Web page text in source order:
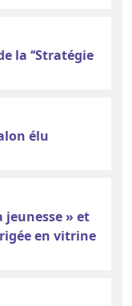
la ‘‘Stratégie
élu
» et
en vitrine